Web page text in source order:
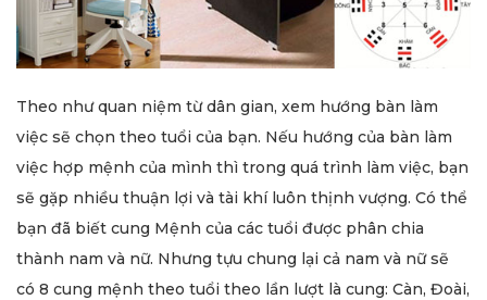
Theo như quan niệm từ dân gian, xem hướng bàn làm
việc sẽ chọn theo tuổi của bạn. Nếu hướng của bàn làm
việc hợp mệnh của mình thì trong quá trình làm việc, bạn
sẽ gặp nhiều thuận lợi và tài khí luôn thịnh vượng. Có thể
bạn đã biết cung Mệnh của các tuổi được phân chia
thành nam và nữ. Nhưng tựu chung lại cả nam và nữ sẽ
có 8 cung mệnh theo tuổi theo lần lượt là cung: Càn, Đoài,